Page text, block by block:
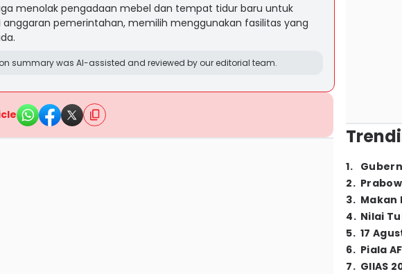
menolak pengadaan mebel dan tempat tidur baru untuk
anggaran pemerintahan, memilih menggunakan fasilitas yang
summary was AI-assisted and reviewed by our editorial team.
1.
2.
3. Makan
4. Nilai
5. 17
6. Piala
7. GIIAS